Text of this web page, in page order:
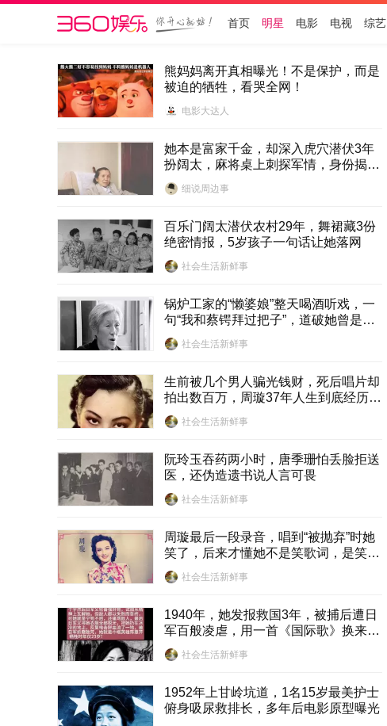
首页 明星 电影 电视 综艺
熊妈妈离开真相曝光！不是保护，而是
被迫的牺牲，看哭全网！
电影大达人
她本是富家千金，却深入虎穴潜伏3年
扮阔太，麻将桌上刺探军情，身份揭晓
何克希将军泪崩
细说周边事
百乐门阔太潜伏农村29年，舞裙藏3份
绝密情报，5岁孩子一句话让她落网
社会生活新鲜事
锅炉工家的“懒婆娘”整天喝酒听戏，一
句“我和蔡锷拜过把子”，道破她曾是名
妓小凤仙
社会生活新鲜事
生前被几个男人骗光钱财，死后唱片却
拍出数百万，周璇37年人生到底经历了
什么？
社会生活新鲜事
阮玲玉吞药两小时，唐季珊怕丢脸拒送
医，还伪造遗书说人言可畏
社会生活新鲜事
周璇最后一段录音，唱到“被抛弃”时她
笑了，后来才懂她不是笑歌词，是笑自
己
社会生活新鲜事
1940年，她发报救国3年，被捕后遭日
军百般凌虐，用一首《国际歌》换来最
后一程
社会生活新鲜事
1952年上甘岭坑道，1名15岁最美护士
俯身吸尿救排长，多年后电影原型曝光